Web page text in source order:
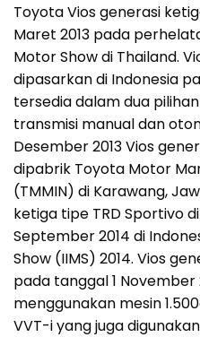
Toyota Vios generasi
Maret 2013 pada
Motor Show di Thailand.
dipasarkan di Indonesia
tersedia dalam dua
transmisi manual dan
Desember 2013 Vios
dipabrik Toyota Motor
(TMMIN) di Karawang,
ketiga tipe TRD Sportivo
September 2014 di
Show (IIMS) 2014. Vios
pada tanggal 1 November
menggunakan mesin
VVT-i yang juga